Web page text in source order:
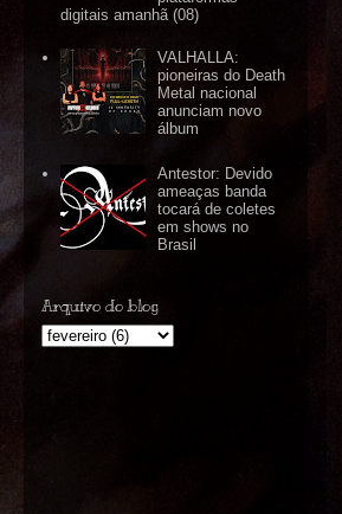
digitais amanhã (08)
VALHALLA:
pioneiras do Death
Metal nacional
anunciam novo
álbum
Antestor: Devido
ameaças banda
tocará de coletes
em shows no
Brasil
Arquivo do blog